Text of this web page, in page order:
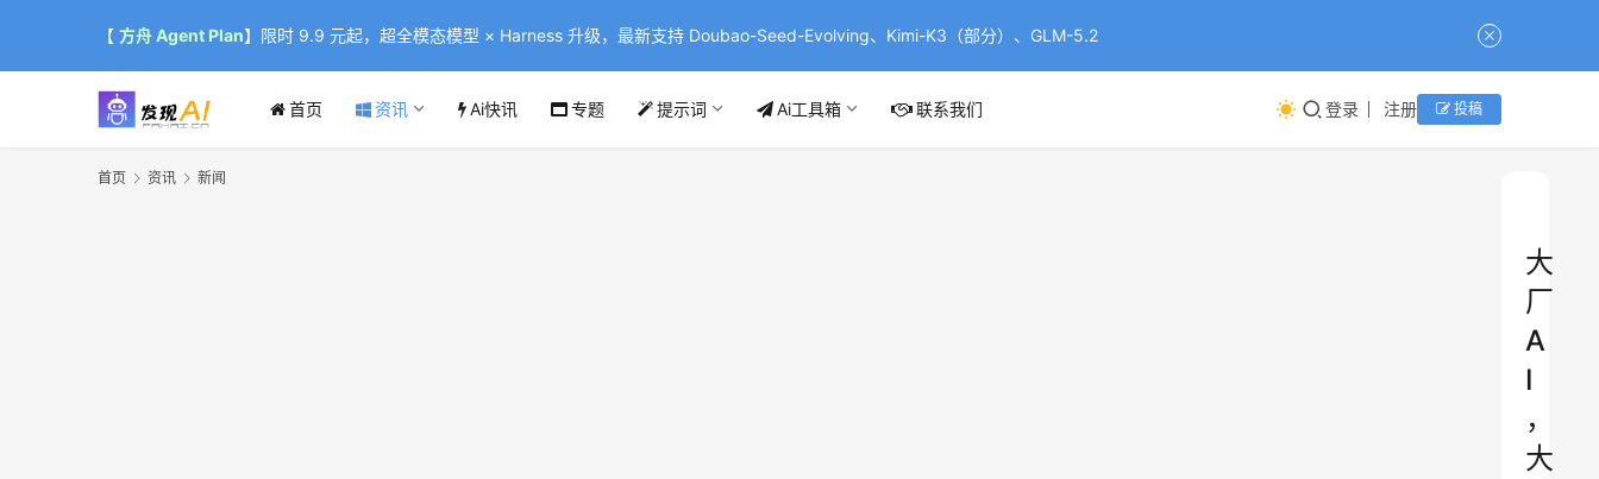
【 方舟 Agent Plan】限时 9.9 元起，超全模态模型 × Harness 升级，最新支持 Doubao-Seed-Evolving、Kimi-K3（部分）、GLM-5.2
首页 资讯 Ai快讯 专题 提示词 Ai工具箱 联系我们 登录 注册 投稿
首页 资讯 新闻
大
厂
A
I
，
大